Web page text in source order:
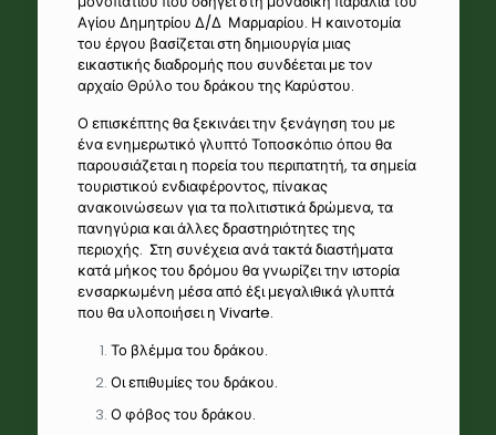
Αγίου Δημητρίου Δ/Δ Μαρμαρίου. Η καινοτομία
του έργου βασίζεται στη δημιουργία μιας
εικαστικής διαδρομής που συνδέεται με τον
αρχαίο Θρύλο του δράκου της Καρύστου.
Ο επισκέπτης θα ξεκινάει την ξενάγηση του με
ένα ενημερωτικό γλυπτό Τοποσκόπιο όπου θα
παρουσιάζεται η πορεία του περιπατητή, τα σημεία
τουριστικού ενδιαφέροντος, πίνακας
ανακοινώσεων για τα πολιτιστικά δρώμενα, τα
πανηγύρια και άλλες δραστηριότητες της
περιοχής. Στη συνέχεια ανά τακτά διαστήματα
κατά μήκος του δρόμου θα γνωρίζει την ιστορία
ενσαρκωμένη μέσα από έξι μεγαλιθικά γλυπτά
που θα υλοποιήσει η Vivarte.
Το βλέμμα του δράκου.
Οι επιθυμίες του δράκου.
Ο φόβος του δράκου.